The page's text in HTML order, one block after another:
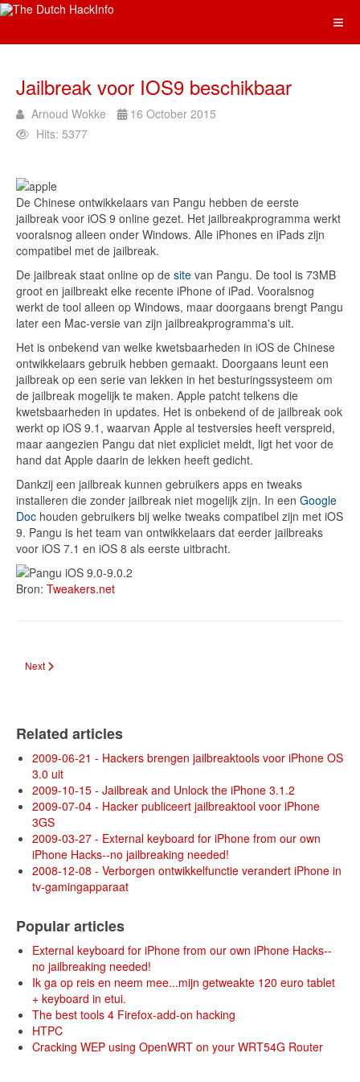
Jailbreak voor IOS9 beschikbaar
Arnoud Wokke
16 October 2015
Hits: 5377
De Chinese ontwikkelaars van Pangu hebben de eerste
jailbreak voor iOS 9 online gezet. Het jailbreakprogramma werkt
vooralsnog alleen onder Windows. Alle iPhones en iPads zijn
compatibel met de jailbreak.
De jailbreak staat online op de site van Pangu. De tool is 73MB
groot en jailbreakt elke recente iPhone of iPad. Vooralsnog
werkt de tool alleen op Windows, maar doorgaans brengt Pangu
later een Mac-versie van zijn jailbreakprogramma's uit.
Het is onbekend van welke kwetsbaarheden in iOS de Chinese
ontwikkelaars gebruik hebben gemaakt. Doorgaans leunt een
jailbreak op een serie van lekken in het besturingssysteem om
de jailbreak mogelijk te maken. Apple patcht telkens die
kwetsbaarheden in updates. Het is onbekend of de jailbreak ook
werkt op iOS 9.1, waarvan Apple al testversies heeft verspreid,
maar aangezien Pangu dat niet expliciet meldt, ligt het voor de
hand dat Apple daarin de lekken heeft gedicht.
Dankzij een jailbreak kunnen gebruikers apps en tweaks
installeren die zonder jailbreak niet mogelijk zijn. In een Google
Doc houden gebruikers bij welke tweaks compatibel zijn met iOS
9. Pangu is het team van ontwikkelaars dat eerder jailbreaks
voor iOS 7.1 en iOS 8 als eerste uitbracht.
Bron: Tweakers.net
Next article: Dev Team Confirms iPhone 3.1.3 IPSW Jailbreak
Next
Related articles
2009-06-21 - Hackers brengen jailbreaktools voor iPhone OS
3.0 uit
2009-10-15 - Jailbreak and Unlock the iPhone 3.1.2
2009-07-04 - Hacker publiceert jailbreaktool voor iPhone
3GS
2009-03-27 - External keyboard for iPhone from our own
iPhone Hacks--no jailbreaking needed!
2008-12-08 - Verborgen ontwikkelfunctie verandert iPhone in
tv-gamingapparaat
Popular articles
External keyboard for iPhone from our own iPhone Hacks--
no jailbreaking needed!
Ik ga op reis en neem mee...mijn getweakte 120 euro tablet
+ keyboard in etui.
The best tools 4 Firefox-add-on hacking
HTPC
Cracking WEP using OpenWRT on your WRT54G Router